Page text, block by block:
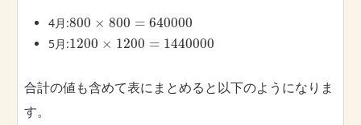
4月:800 × 800 = 640000
5月:1200 × 1200 = 1440000
合計の値も含めて表にまとめると以下のようになりま
す。